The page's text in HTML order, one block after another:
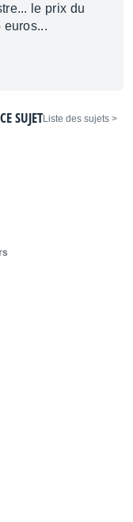
le prix du
euros...
< Liste des sujets
SUJET